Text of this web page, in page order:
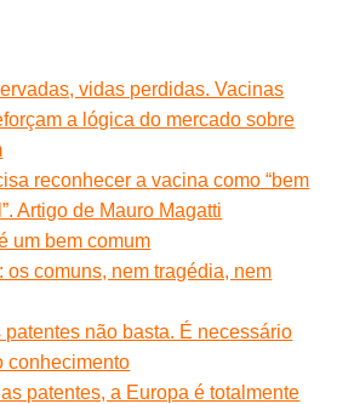
vidas perdidas. Vacinas
a lógica do mercado sobre
reconhecer a vacina como “bem
Artigo de Mauro Magatti
um bem comum
os comuns, nem tragédia, nem
patentes não basta. É necessário
conhecimento
patentes, a Europa é totalmente